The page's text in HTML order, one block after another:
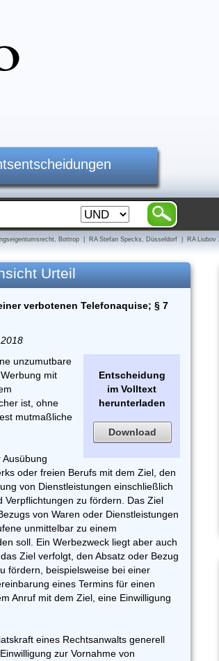
Bottrop | RA Stefan Specks, Düsseldorf | RA Liubov
Urteil
verbotenen Telefonaquise; § 7
Entscheidung
im Volltext
herunterladen
Download
unzumutbare
mit
ist, ohne
mutmaßliche
oder freien Berufs mit dem Ziel, den
von Dienstleistungen einschließlich
zu fördern. Das Ziel
von Waren oder Dienstleistungen
unmittelbar zu einem
soll. Ein Werbezweck liegt aber auch
Ziel verfolgt, den Absatz oder Bezug
fördern, beispielsweise bei einer
eines Termins für einen
Anruf mit dem Ziel, eine Einwilligung
eines Rechtsanwalts generell
zur Vornahme von